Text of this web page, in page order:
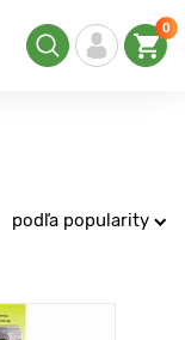
0
podľa popularity